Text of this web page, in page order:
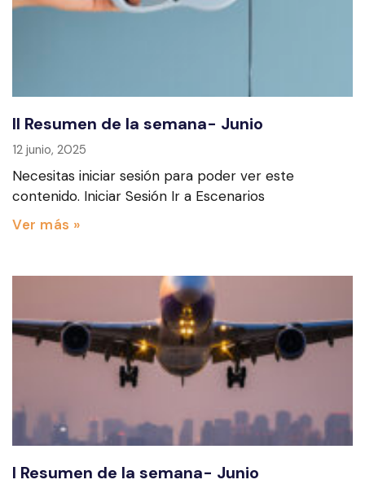
II Resumen de la semana- Junio
12 junio, 2025
Necesitas iniciar sesión para poder ver este
contenido. Iniciar Sesión Ir a Escenarios
Ver más »
I Resumen de la semana- Junio